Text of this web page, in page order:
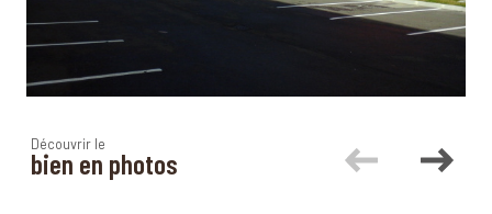
Découvrir le
bien en photos